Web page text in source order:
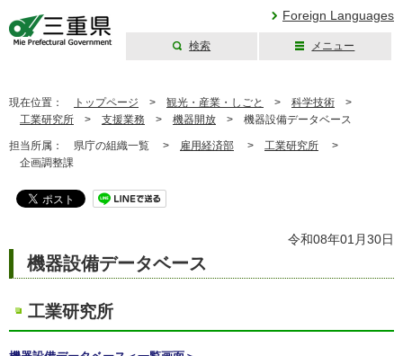
Foreign Languages
検索 メニュー
現在位置： トップページ > 観光・産業・しごと > 科学技術 >
工業研究所 > 支援業務 > 機器開放 > 機器設備データベース
担当所属： 県庁の組織一覧 > 雇用経済部 > 工業研究所 >
企画調整課
令和08年01月30日
機器設備データベース
工業研究所